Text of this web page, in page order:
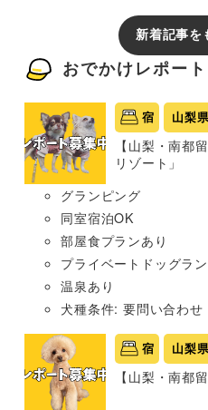
新着記事を
おでかけレポート
宿 山梨県
【山梨・南都
リゾート」
グランピング
同室宿泊OK
部屋食プランあり
プライベートドッグラ
温泉あり
犬種条件: 要問い合わせ
宿 山梨県
【山梨・南都